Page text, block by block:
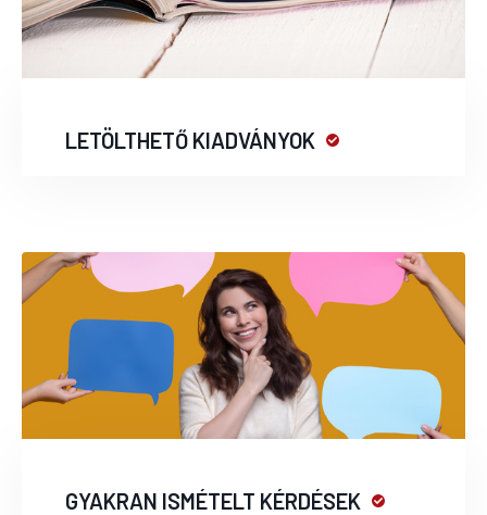
LETÖLTHETŐ KIADVÁNYOK
GYAKRAN ISMÉTELT KÉRDÉSEK